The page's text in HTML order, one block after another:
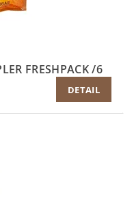
FRESHPACK /6
DETAIL